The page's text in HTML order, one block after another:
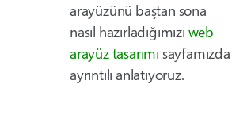
arayüzünü baştan sona
nasıl hazırladığımızı web
arayüz tasarımı sayfamızda
ayrıntılı anlatıyoruz.